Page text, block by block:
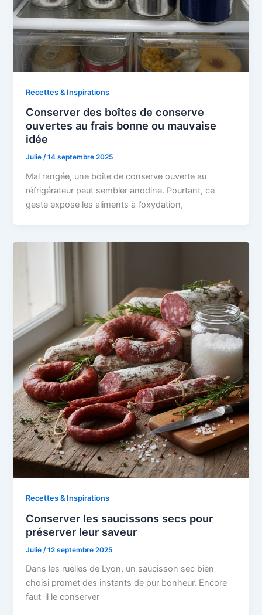
Recettes & Inspirations
Conserver des boîtes de conserve
ouvertes au frais bonne ou mauvaise
idée
Julie/14 septembre 2025
Mal rangée, une boîte de conserve ouverte au
réfrigérateur peut sembler anodine. Pourtant, ce
geste expose les aliments à l’oxydation,
Recettes & Inspirations
Conserver les saucissons secs pour
préserver leur saveur
Julie /12 septembre 2025
Dans les ruelles de Lyon, un saucisson sec bien
choisi promet des instants de pur bonheur. Encore
faut-il le conserver